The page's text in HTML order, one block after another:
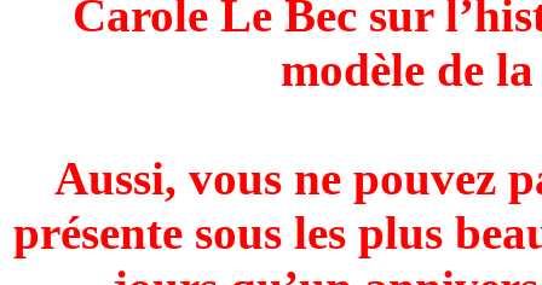
Carole Le Bec sur
modèle de
Aussi, vous ne pouvez
présente sous les plus